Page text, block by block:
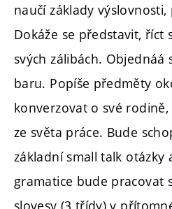
naučí základy
Dokáže se představit, říct
svých zálibách. Objednáá
baru. Popíše předměty
konverzovat o své rodině,
ze světa práce. Bude
základní small talk
gramatice bude pracovat
slovesy (3 třídy) v